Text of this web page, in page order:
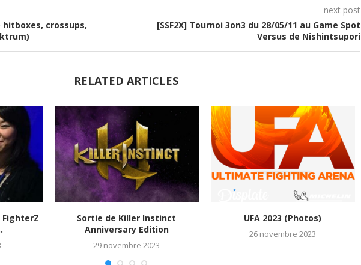
hitboxes, crossups,
next post
[SSF2X] Tournoi 3on3 du 28/05/11 au Game Spot
Versus de Nishintsupori
RELATED ARTICLES
FighterZ
Sortie de Killer Instinct
Anniversary Edition
29 novembre 2023
UFA 2023 (Photos)
26 novembre 2023